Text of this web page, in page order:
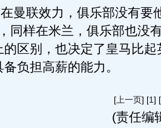
联效力，俱乐部没有要
同样在米兰，俱乐部也没
区别，也决定了皇马比起
负担高薪的能力。
[上一页] [1]
(责任编